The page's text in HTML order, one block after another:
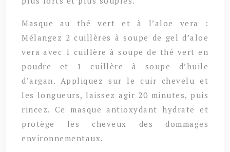
Masque au thé vert et à l’aloe vera :
Mélangez 2 cuillères à soupe de gel d’aloe
vera avec 1 cuillère à soupe de thé vert en
poudre et 1 cuillère à soupe d’huile
d’argan. Appliquez sur le cuir chevelu et
les longueurs, laissez agir 20 minutes, puis
rincez. Ce masque antioxydant hydrate et
protège les cheveux des dommages
environnementaux.